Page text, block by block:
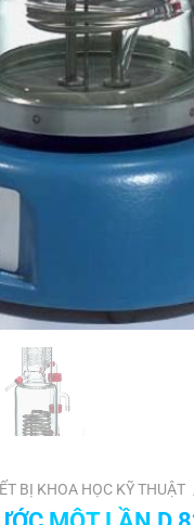
BỊ KHOA HỌC KỸ THUẬT